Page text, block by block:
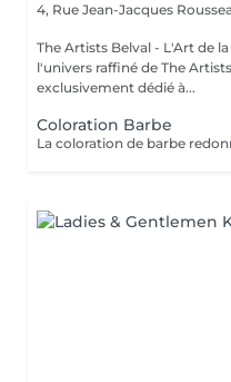
4, Rue Jean-Jacques
The Artists Belval - L'Art de la
l'univers raffiné de The
exclusivement dédié à...
Coloration Barbe